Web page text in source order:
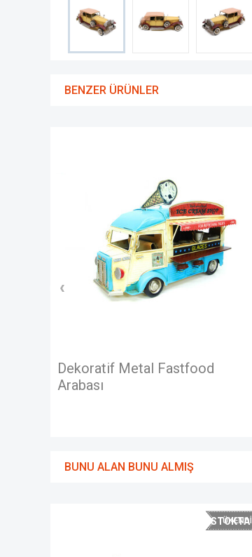
BENZER ÜRÜNLER
DeLorean Dmc-12 Metal Araba
BUNU ALAN BUNU ALMIŞ
STOKTA